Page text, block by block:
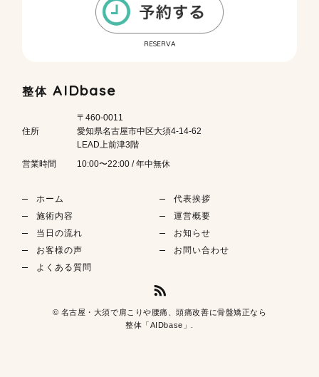
RESERVA
整体 AIDbase
住所
〒460-0011
愛知県名古屋市中区大須4-14-62
LEAD上前津3階
営業時間
10:00〜22:00 / 年中無休
ホーム
施術内容
当日の流れ
お客様の声
よくある質問
代表挨拶
運営概要
お知らせ
お問い合わせ
© 名古屋・大須で肩こりや腰痛、頭痛改善に骨盤矯正なら
整体「AIDbase」.